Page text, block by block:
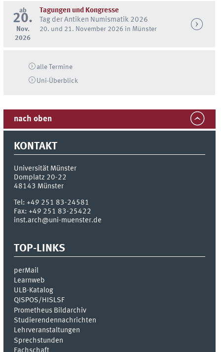
ab
20.
Nov.
2026
Tagungen und Kongresse
Tag der Antiken Numismatik 2026
20. und 21. November 2026 in Münster
alle Termine
Uni-Überblick
nach oben
KONTAKT
Universität Münster
Domplatz 20-22
48143 Münster
Tel:+49 251 83-24581
Fax:+49 251 83-25422
inst.arch@uni-muenster.de
TOP-LINKS
perMail
Learnweb
ULB-Katalog
QISPOS/HISLSF
Prometheus Bildarchiv
Studierendennachrichten
Lehrveranstaltungen
Sprechstunden